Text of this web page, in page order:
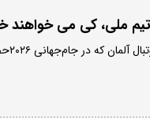
ملی، کی می خواهند